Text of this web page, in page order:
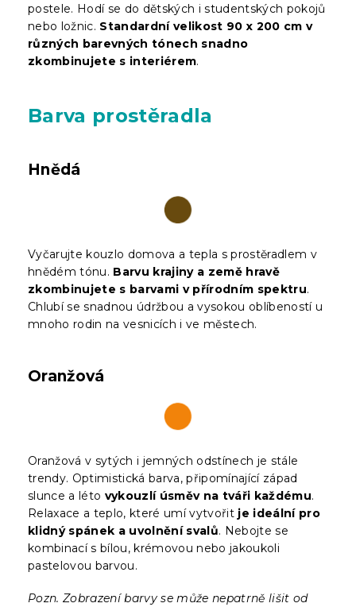
postele. Hodí se do dětských i studentských pokojů
nebo ložnic. Standardní velikost 90 x 200 cm v
různých barevných tónech snadno
zkombinujete s interiérem.
Barva prostěradla
Hnědá
Vyčarujte kouzlo domova a tepla s prostěradlem v
hnědém tónu. Barvu krajiny a země hravě
zkombinujete s barvami v přírodním spektru.
Chlubí se snadnou údržbou a vysokou oblíbeností u
mnoho rodin na vesnicích i ve městech.
Oranžová
Oranžová v sytých i jemných odstínech je stále
trendy. Optimistická barva, připomínající západ
slunce a léto vykouzlí úsměv na tváři každému.
Relaxace a teplo, které umí vytvořit je ideální pro
klidný spánek a uvolnění svalů. Nebojte se
kombinací s bílou, krémovou nebo jakoukoli
pastelovou barvou.
Pozn. Zobrazení barvy se může nepatrně lišit od